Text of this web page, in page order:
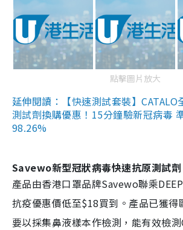
點擊圖片放大
延伸閱讀：【快速測試套裝】
測試劑換購優惠！15分鐘驗新冠病毒
98.26%
Savewo新型冠狀病毒快速抗原測試劑
產品由香港口罩品牌Savewo聯乘
抗疫優惠價低至$18買到。產品已獲得
要以採集鼻液樣本作檢測，能有效檢